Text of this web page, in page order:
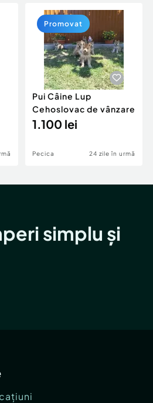
profesionale
Pui Câine Lup
Cehoslovac de vânzare
1.100 lei
Pecica 24 zile în urmă
Promovat
simplu și